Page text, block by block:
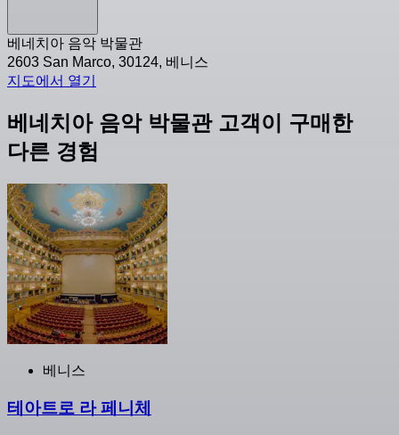
베네치아 음악 박물관
2603 San Marco, 30124, 베니스
지도에서 열기
베네치아 음악 박물관 고객이 구매한
다른 경험
베니스
테아트로 라 페니체